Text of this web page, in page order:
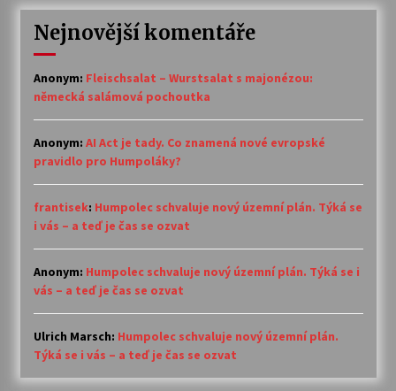
Nejnovější komentáře
Anonym: Fleischsalat – Wurstsalat s majonézou:
německá salámová pochoutka
Anonym: AI Act je tady. Co znamená nové evropské
pravidlo pro Humpoláky?
frantisek: Humpolec schvaluje nový územní plán. Týká se
i vás – a teď je čas se ozvat
Anonym: Humpolec schvaluje nový územní plán. Týká se i
vás – a teď je čas se ozvat
Ulrich Marsch: Humpolec schvaluje nový územní plán.
Týká se i vás – a teď je čas se ozvat